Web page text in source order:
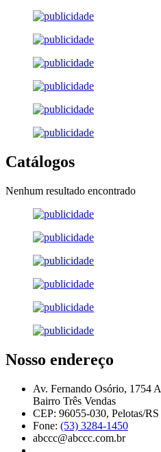
Catálogos
Nenhum resultado encontrado
Nosso endereço
Av. Fernando Osório, 1754 A
Bairro Três Vendas
CEP: 96055-030, Pelotas/RS
Fone: (53) 3284-1450
abccc@abccc.com.br